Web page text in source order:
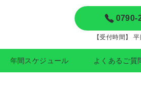
0790-
【受付時間】
年間スケジュール よくあるご質